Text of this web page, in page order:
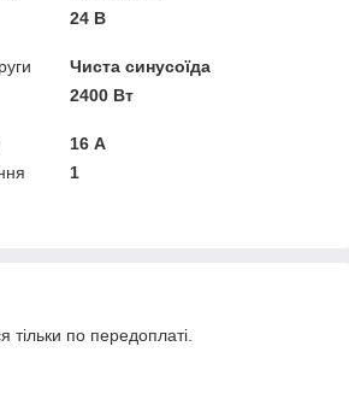
24 В
Чиста синусоїда
2400 Вт
16 А
1
тільки по передоплаті.